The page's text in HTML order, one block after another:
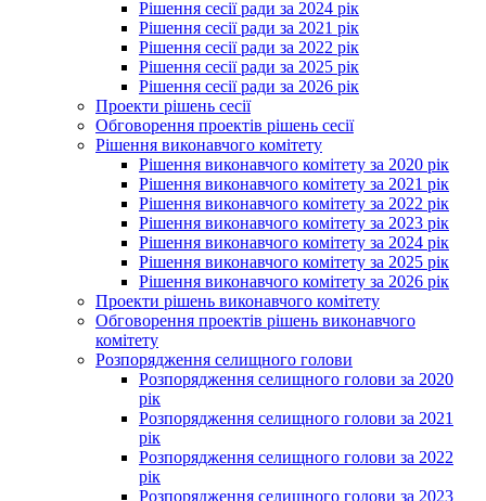
Рішення сесії ради за 2024 рік
Рішення сесії ради за 2021 рік
Рішення сесії ради за 2022 рік
Рішення сесії ради за 2025 рік
Рішення сесії ради за 2026 рік
Проекти рішень сесії
Обговорення проектів рішень сесії
Рішення виконавчого комітету
Рішення виконавчого комітету за 2020 рік
Рішення виконавчого комітету за 2021 рік
Рішення виконавчого комітету за 2022 рік
Рішення виконавчого комітету за 2023 рік
Рішення виконавчого комітету за 2024 рік
Рішення виконавчого комітету за 2025 рік
Рішення виконавчого комітету за 2026 рік
Проекти рішень виконавчого комітету
Обговорення проектів рішень виконавчого
комітету
Розпорядження селищного голови
Розпорядження селищного голови за 2020
рік
Розпорядження селищного голови за 2021
рік
Розпорядження селищного голови за 2022
рік
Розпорядження селищного голови за 2023